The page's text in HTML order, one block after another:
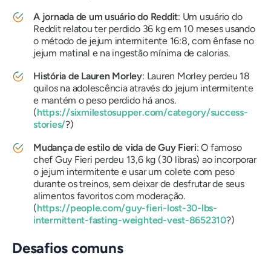
A jornada de um usuário do Reddit: Um usuário do
Reddit relatou ter perdido 36 kg em 10 meses usando
o método de jejum intermitente 16:8, com ênfase no
jejum matinal e na ingestão mínima de calorias.
História de Lauren Morley: Lauren Morley perdeu 18
quilos na adolescência através do jejum intermitente
e mantém o peso perdido há anos.
(https://sixmilestosupper.com/category/success-
stories/?)
Mudança de estilo de vida de Guy Fieri: O famoso
chef Guy Fieri perdeu 13,6 kg (30 libras) ao incorporar
o jejum intermitente e usar um colete com peso
durante os treinos, sem deixar de desfrutar de seus
alimentos favoritos com moderação.
(https://people.com/guy-fieri-lost-30-lbs-
intermittent-fasting-weighted-vest-8652310?)
Desafios comuns